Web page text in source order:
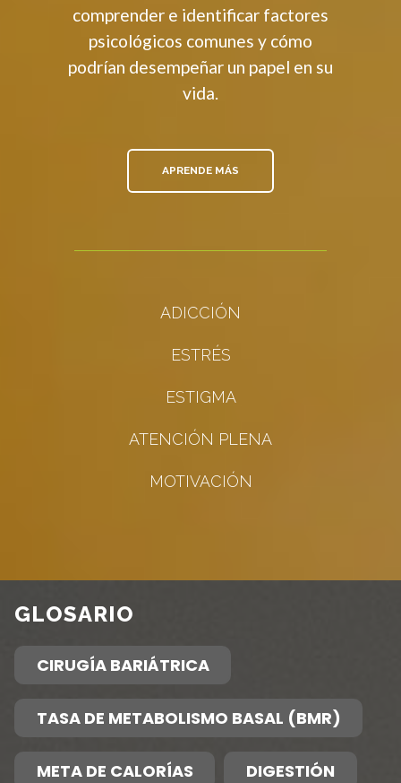
comprender e identificar factores
psicológicos comunes y cómo
podrían desempeñar un papel en su
vida.
APRENDE MÁS
ADICCIÓN
ESTRÉS
ESTIGMA
ATENCIÓN PLENA
MOTIVACIÓN
GLOSARIO
CIRUGÍA BARIÁTRICA
TASA DE METABOLISMO BASAL (BMR)
META DE CALORÍAS DIGESTIÓN